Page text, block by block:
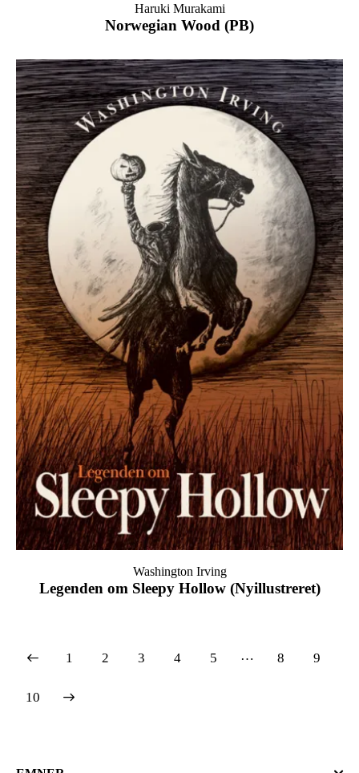
Norwegian Wood (PB)
Haruki Murakami
Legenden om Sleepy Hollow (Nyillustreret)
Washington Irving
1 2 3 4 5 … 8 9
10